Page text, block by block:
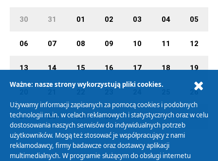
30 31 01 02 03 04 05
06 07 08 09 10 11 12
13 14 15 16 17 18 19
26
27 28 29 30 01 02 03
Ważne: nasze strony wykorzystują pliki cookies.
Używamy informacji zapisanych za pomocą cookies i podobnych
technologii m.in. w celach reklamowych i statystycznych oraz w celu
dostosowania naszych serwisów do indywidualnych potrzeb
użytkowników. Mogą też stosować je współpracujący z nami
reklamodawcy, firmy badawcze oraz dostawcy aplikacji
multimedialnych. W programie służącym do obsługi internetu